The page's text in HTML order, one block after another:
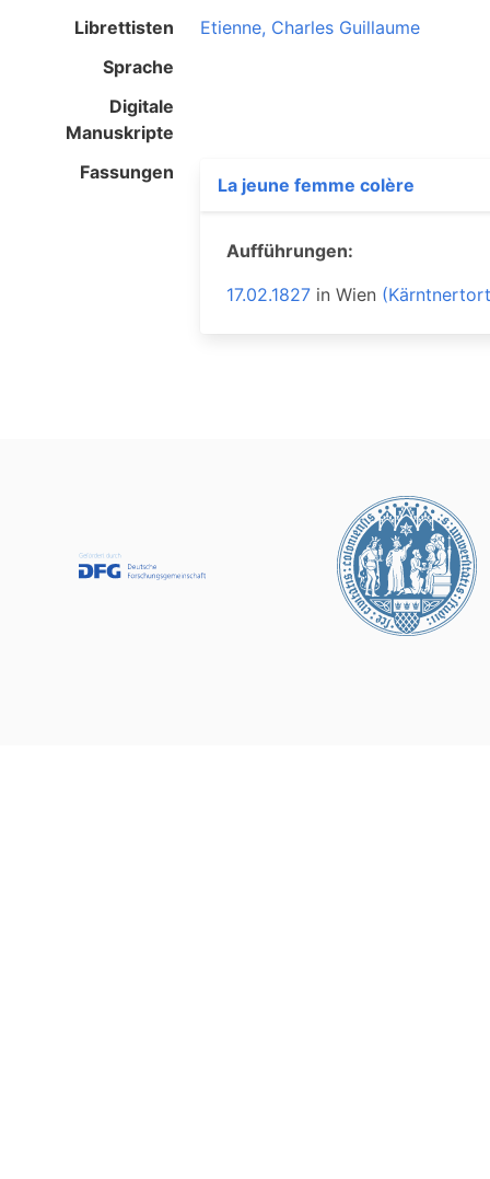
Librettisten
Etienne, Charles Guillaume
Sprache
Digitale
Manuskripte
Fassungen
La jeune femme colère
Aufführungen:
17.02.1827 inWien